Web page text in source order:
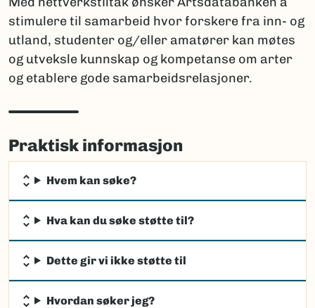
stimulere til samarbeid hvor forskere fra inn- og
utland, studenter og/eller amatører kan møtes
og utveksle kunnskap og kompetanse om arter
og etablere gode samarbeidsrelasjoner.
Praktisk informasjon
Hvem kan søke?
Hva kan du søke støtte til?
Dette gir vi ikke støtte til
Hvordan søker jeg?